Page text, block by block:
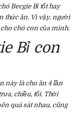
Becgie Bỉ tốt hay
thức ăn. Vì vậy, người
chó con của mình.
Bỉ con
này là cho ăn 4 lần
chiều, tối. Thời
quá sát nhau, cũng